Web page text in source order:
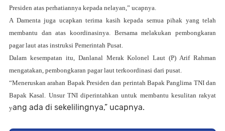
Presiden atas perhatiannya kepada nelayan,” ucapnya.
A Damenta juga ucapkan terima kasih kepada semua pihak yang telah
membantu dan atas koordinasinya. Bersama melakukan pembongkaran
pagar laut atas instruksi Pemerintah Pusat.
Dalam kesempatan itu, Danlanal Merak Kolonel Laut (P) Arif Rahman
mengatakan, pembongkaran pagar laut terkoordinasi dari pusat.
“Meneruskan arahan Bapak Presiden dan perintah Bapak Panglima TNI dan
Bapak Kasal. Unsur TNI diperintahkan untuk membantu kesulitan rakyat
yang ada di sekelilingnya,” ucapnya.